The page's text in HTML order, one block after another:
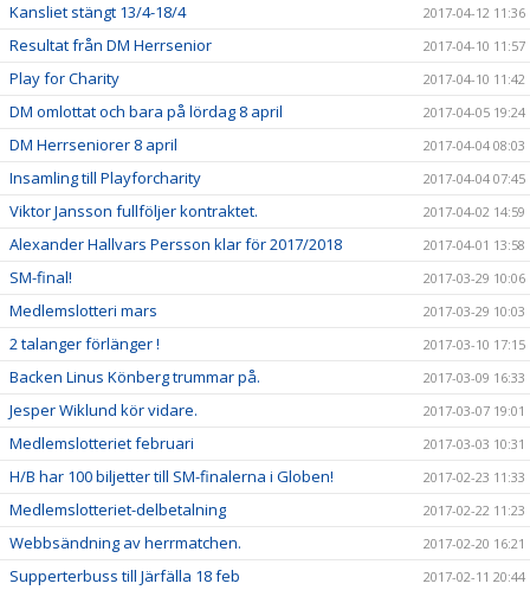
Kansliet stängt 13/4-18/4 2017-04-12 11:36
Resultat från DM Herrsenior 2017-04-10 11:57
Play for Charity 2017-04-10 11:42
DM omlottat och bara på lördag 8 april 2017-04-05 19:24
DM Herrseniorer 8 april 2017-04-04 08:03
Insamling till Playforcharity 2017-04-04 07:45
Viktor Jansson fullföljer kontraktet. 2017-04-02 14:59
Alexander Hallvars Persson klar för 2017/2018 2017-04-01 13:58
SM-final! 2017-03-29 10:06
Medlemslotteri mars 2017-03-29 10:03
2 talanger förlänger ! 2017-03-10 17:15
Backen Linus Könberg trummar på. 2017-03-09 16:33
Jesper Wiklund kör vidare. 2017-03-07 19:01
Medlemslotteriet februari 2017-03-03 10:31
H/B har 100 biljetter till SM-finalerna i Globen! 2017-02-23 11:33
Medlemslotteriet-delbetalning 2017-02-22 11:23
Webbsändning av herrmatchen. 2017-02-20 16:21
Supperterbuss till Järfälla 18 feb 2017-02-11 20:44